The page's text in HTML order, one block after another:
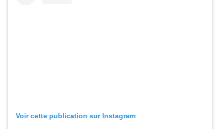
Voir cette publication sur Instagram